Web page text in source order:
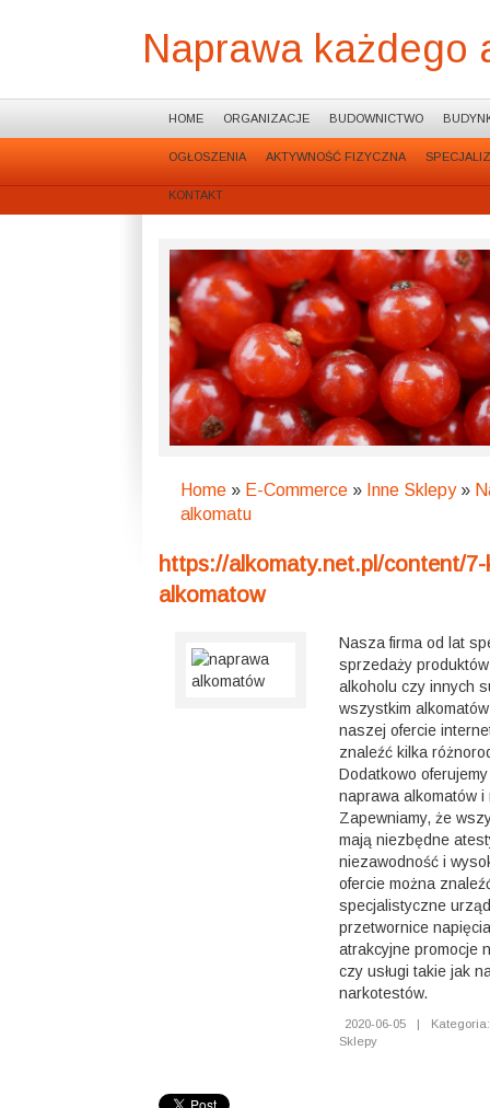
Naprawa każdego
HOME ORGANIZACJE BUDOWNICTWO
OGŁOSZENIA AKTYWNOŚĆ FIZYCZNA
KONTAKT
Home » E-Commerce » Inne Sklepy»
alkomatu
https://alkomaty.net.pl/content/7-
alkomatow
Nasza firma od lat
sprzedaży
alkoholu czy innych
wszystkim
naszej ofercie
znaleźć kilka
Dodatkowo
naprawa alkomatów i
Zapewniamy, że
mają niezbędne
niezawodność i
ofercie można
specjalistyczne
przetwornice
atrakcyjne promocje
czy usługi takie jak
narkotestów.
2020-06-05 |
Sklepy